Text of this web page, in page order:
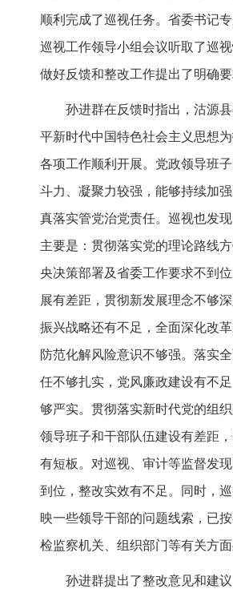
顺利完成了巡视任务。省委书记
巡视工作领导小组会议听取了巡
做好反馈和整改工作提出了明确要
孙进群在反馈时指出，沽源
平新时代中国特色社会主义思想
各项工作顺利开展。党政领导班
斗力、凝聚力较强，能够持续加
真落实管党治党责任。巡视也发现
主要是：贯彻落实党的理论路线
央决策部署及省委工作要求不到
展有差距，贯彻新发展理念不够
振兴战略还有不足，全面深化改革
防范化解风险意识不够强。落实
任不够扎实，党风廉政建设有不
够严实。贯彻落实新时代党的组织
领导班子和干部队伍建设有差距
有短板。对巡视、审计等监督发
到位，整改实效有不足。同时，
映一些领导干部的问题线索，已
检监察机关、组织部门等有关方面
孙进群提出了整改意见和建